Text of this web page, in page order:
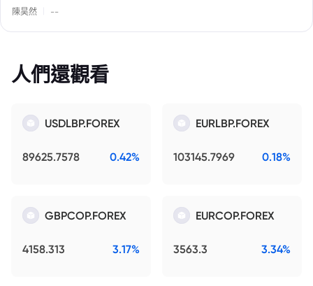
陳昊然 --
人們還觀看
USDLBP.FOREX
89625.7578 0.42%
EURLBP.FOREX
103145.7969 0.18%
GBPCOP.FOREX
4158.313 3.17%
EURCOP.FOREX
3563.3 3.34%